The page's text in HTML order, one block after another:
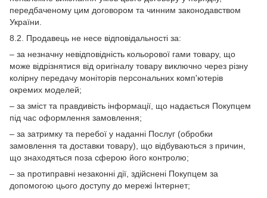
передбаченому цим договором та чинним законодавством
України.
8.2. Продавець не несе відповідальності за:
– за незначну невідповідність кольорової гами товару, що
може відрізнятися від оригіналу товару виключно через різну
колірну передачу моніторів персональних комп'ютерів
окремих моделей;
– за зміст та правдивість інформації, що надається Покупцем
під час оформлення замовлення;
– за затримку та перебої у наданні Послуг (обробки
замовлення та доставки товару), що відбуваються з причин,
що знаходяться поза сферою його контролю;
– за протиправні незаконні дії, здійснені Покупцем за
допомогою цього доступу до мережі Інтернет;